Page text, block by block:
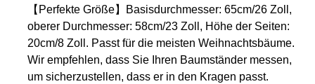
【Perfekte Größe】Basisdurchmesser: 65cm/26 Zoll,
oberer Durchmesser: 58cm/23 Zoll, Höhe der Seiten:
20cm/8 Zoll. Passt für die meisten Weihnachtsbäume.
Wir empfehlen, dass Sie Ihren Baumständer messen,
um sicherzustellen, dass er in den Kragen passt.